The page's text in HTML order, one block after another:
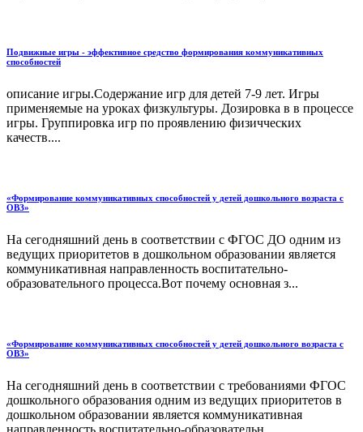
Подвижные игры - эффективное средство формирования коммуникативных
способностей
описание игры.Содержание игр для детей 7-9 лет. Игры
применяемые на уроках физкультуры. Дозировка в в процессе
игры. Группировка игр по проявлению физичческих
качеств....
«Формирование коммуникативных способностей у детей дошкольного возраста с
ОВЗ»
На сегодняшний день в соответствии с ФГОС ДО одним из
ведущих приоритетов в дошкольном образовании является
коммуникативная направленность воспитательно-
образовательного процесса.Вот почему основная з...
«Формирование коммуникативных способностей у детей дошкольного возраста с
ОВЗ»
На сегодняшний день в соответствии с требованиями ФГОС
дошкольного образования одним из ведущих приоритетов в
дошкольном образовании является коммуникативная
направленность воспитательно-образовательн...